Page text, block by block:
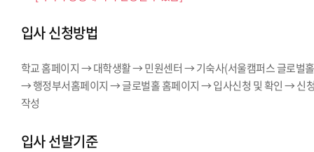
입사 신청방법
학교 홈페이지 → 대학생활 → 민원센터 → 기숙사(서울캠퍼스 글로벌
→ 행정부서홈페이지 → 글로벌홀 홈페이지 → 입사신청 및 확인 → 신
작성
입사 선발기준